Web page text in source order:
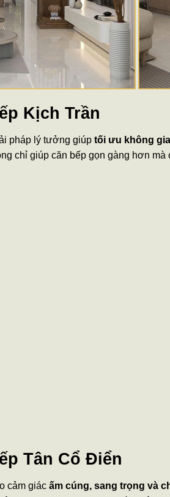
Kịch Trần
pháp lý tưởng giúp tối ưu không
chỉ giúp căn bếp gọn gàng hơn
Tân Cổ Điển
cảm giác ấm cúng, sang trọng và